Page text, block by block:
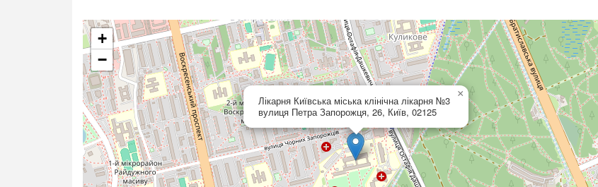
Лікарня Київська міська клінічна лікарня №3
вулиця Петра Запорожця, 26, Київ, 02125
×
+
−